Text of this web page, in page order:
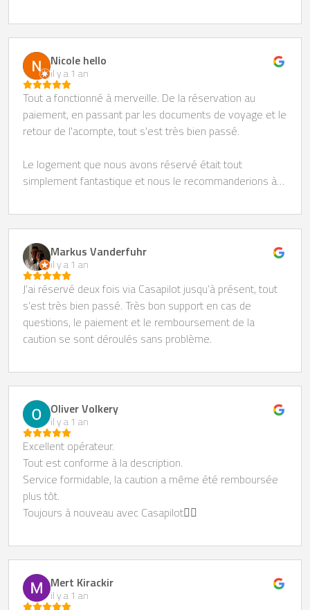
Nicole hello
il y a 1 an
Tout a fonctionné à merveille. De la réservation au
paiement, en passant par les documents de voyage et le
retour de l'acompte, tout s'est très bien passé.
Le logement que nous avons réservé était tout
simplement fantastique et nous le recommanderions à
Markus Vanderfuhr
il y a 1 an
J’ai réservé deux fois via Casapilot jusqu’à présent, tout
s’est très bien passé. Très bon support en cas de
questions, le paiement et le remboursement de la
caution se sont déroulés sans problème.
Oliver Volkery
il y a 1 an
Excellent opérateur.
Tout est conforme à la description.
Service formidable, la caution a même été remboursée
plus tôt.
Toujours à nouveau avec Casapilot👍🏻
Mert Kirackir
il y a 1 an